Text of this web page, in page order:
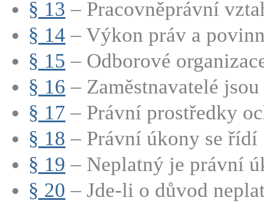
§ 13 – Pracovněprávní
§ 14 – Výkon práv a
§ 15 – Odborové
§ 16 – Zaměstnavatelé
§ 17 – Právní prostředky
§ 18 – Právní úkony se řídí
§ 19 – Neplatný je právní
§ 20 – Jde-li o důvod